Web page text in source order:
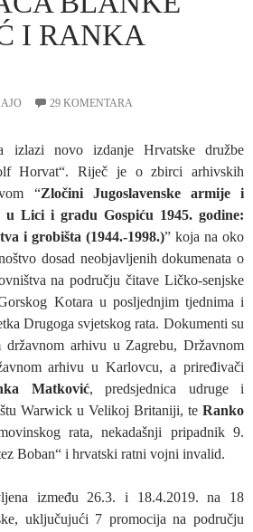
I RANKA
29 KOMENTARA
izlazi novo izdanje Hrvatske družbe
Horvat“. Riječ je o zbirci arhivskih
“Zločini Jugoslavenske armije i
u Lici i gradu Gospiću 1945. godine:
i grobišta (1944.-1998.)” koja na oko
dosad neobjavljenih dokumenata o
na području čitave Ličko-senjske
Kotara u posljednjim tjednima i
Drugoga svjetskog rata. Dokumenti su
arhivu u Zagrebu, Državnom
arhivu u Karlovcu, a priređivači
Matković, predsjednica udruge i
Warwick u Velikoj Britaniji, te Ranko
rata, nekadašnji pripadnik 9.
Boban“ i hrvatski ratni vojni invalid.
između 26.3. i 18.4.2019. na 18
uključujući 7 promocija na području